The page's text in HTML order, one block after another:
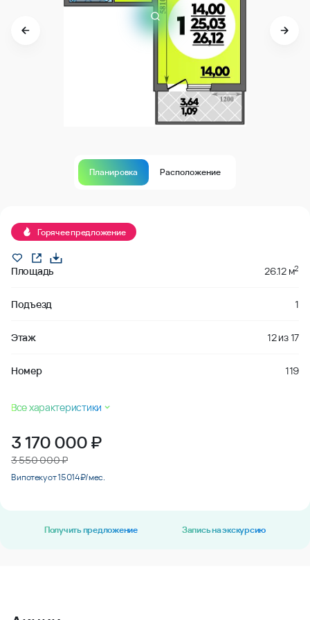
Планировка Расположение
Горячее предложение
Площадь 26.12 м2
Подъезд 1
Этаж 12из17
Номер 119
Все характеристики
3 170 000₽
3 550 000 ₽
В ипотеку от 15 014 ₽/мес.
Получить предложение Запись на экскурсию